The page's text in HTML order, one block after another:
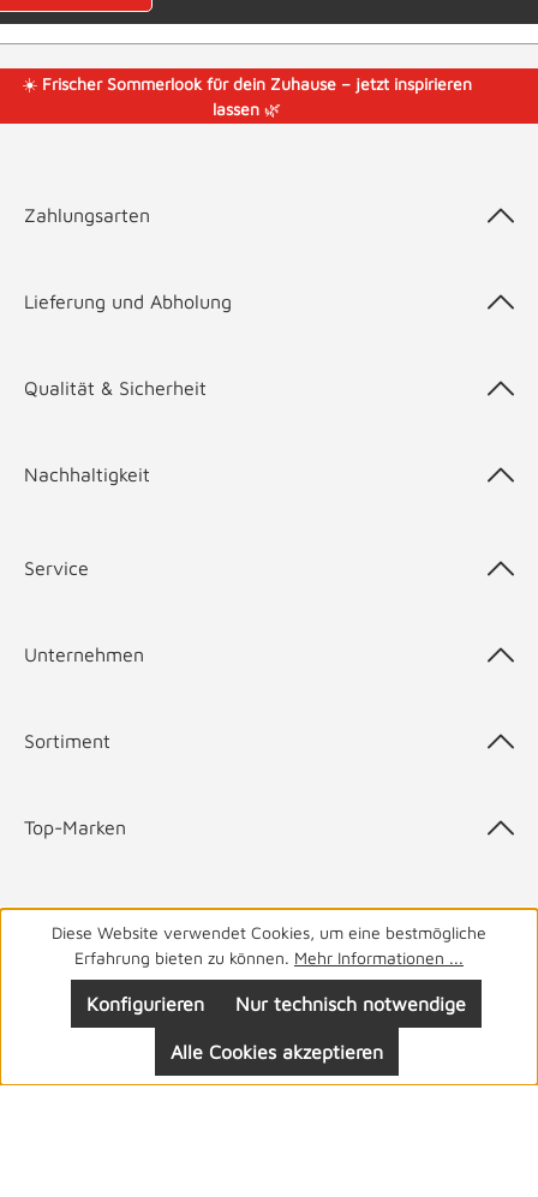
☀️ Frischer Sommerlook für dein Zuhause – jetzt inspirieren
lassen🌿
Zahlungsarten
Lieferung und Abholung
Qualität & Sicherheit
Nachhaltigkeit
Service
Unternehmen
Sortiment
Top-Marken
Haben Sie Fragen? Wir helfen Ihnen gerne. 05141 9940
von 8-19 Uhr
Diese Website verwendet Cookies, um eine bestmögliche
Erfahrung bieten zu können. Mehr Informationen ...
Nur technisch notwendige
Konfigurieren
Alle Cookies akzeptieren